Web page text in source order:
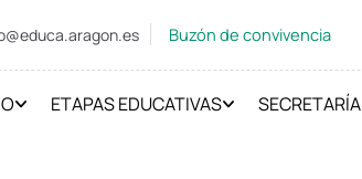
Buzón de convivencia
ETAPAS EDUCATIVAS SECRETARÍA